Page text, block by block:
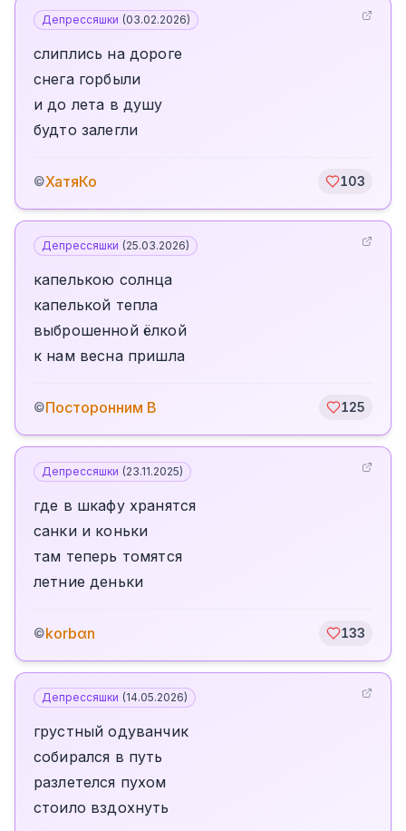
Депрессяшки (03.02.2026)
слиплись на дороге
снега горбыли
и до лета в душу
будто залегли
©ХатяКо 103
Депрессяшки (25.03.2026)
капелькою солнца
капелькой тепла
выброшенной ёлкой
к нам весна пришла
©Посторонним В 125
Депрессяшки (23.11.2025)
где в шкафу хранятся
санки и коньки
там теперь томятся
летние деньки
©korbαn 133
Депрессяшки (14.05.2026)
грустный одуванчик
собирался в путь
разлетелся пухом
стоило вздохнуть